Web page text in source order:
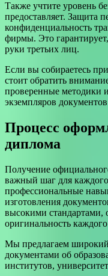
Также учтите уровень
предоставляет. Защита
конфиденциальность
фирмы. Это
руки третьих лиц.
Если вы собираетесь
стоит обратить
проверенные методики
экземпляров
Процесс
диплома
Получение
важный шаг для
профессиональные
изготовления
высокими стандартами,
оригинальность
Мы предлагаем широкий
документами об
институтов,